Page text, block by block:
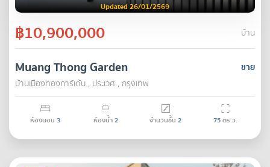
Updated 26/01/2569
฿10,900,000 บ้าน
ขาย
Muang Thong Garden
บ้านเมืองทองการ์เด้น , ประเวศ , กรุงเทพ
ห้องนอน 3 ห้องน้ำ2 จำนวนชั้น 2 75ตร.ว.